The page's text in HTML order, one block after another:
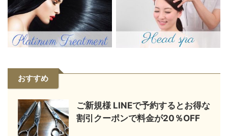
おすすめ
ご新規様 LINEで予約するとお得な
割引クーポンで料金が20％OFF